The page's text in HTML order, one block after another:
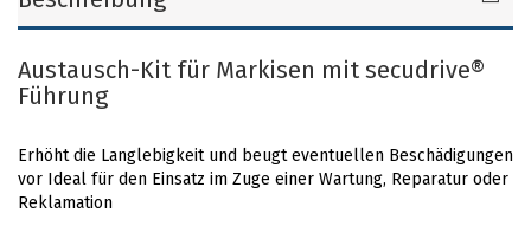
Austausch-Kit für Markisen mit secudrive®
Führung
Erhöht die Langlebigkeit und beugt eventuellen Beschädigungen
vor Ideal für den Einsatz im Zuge einer Wartung, Reparatur oder
Reklamation